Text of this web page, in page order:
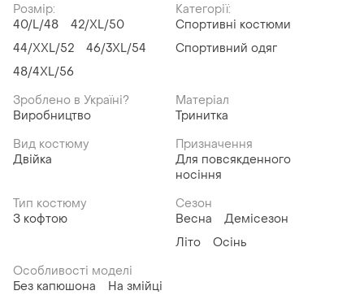
Розмір:
40/L/48
42/XL/50
44/XXL/52
46/3XL/54
48/4XL/56
Категорії:
Спортивні костюми
Спортивний одяг
Зроблено в Україні?
Виробництво
Матеріал
Тринитка
Вид костюму
Двійка
Призначення
Для повсякденного
носіння
Тип костюму
З кофтою
Сезон
Весна
Демісезон
Літо
Осінь
Особливості моделі
Без капюшона
На змійці